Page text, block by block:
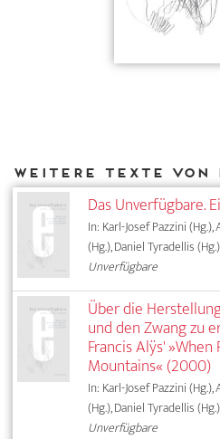
Das Unverfügbare.
In: Karl-Josef Pazzini
(Hg.), Daniel Tyradellis
Unverfügbare
Über die
und den Zwang zu
Francis Alÿs'
Mountains« (2000)
In: Karl-Josef Pazzini
(Hg.), Daniel Tyradellis
Unverfügbare